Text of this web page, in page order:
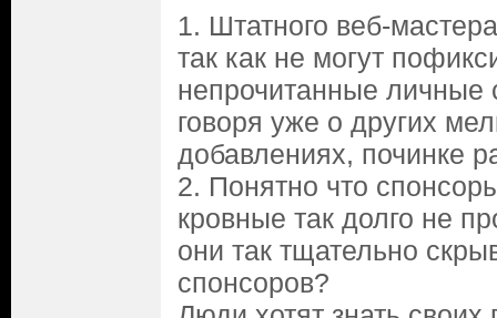
1. Штатного веб-
так как не могут
непрочитанные
говоря уже о других
добавлениях, починке
2. Понятно что
кровные так долго не
они так тщательно
спонсоров?